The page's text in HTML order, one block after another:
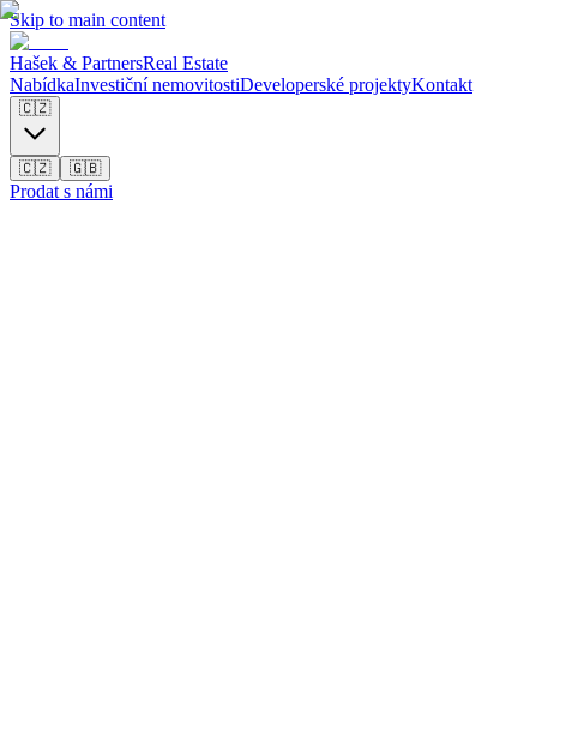
Skip to main content
Hašek & PartnersReal Estate
NabídkaInvestiční nemovitostiDeveloperské projektyKontakt
🇨🇿
🇨🇿 🇬🇧
Prodat s námi